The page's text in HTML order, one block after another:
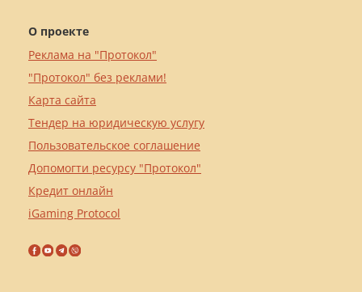
О проекте
Реклама на "Протокол"
"Протокол" без реклами!
Карта сайта
Тендер на юридическую услугу
Пользовательское соглашение
Допомогти ресурсу "Протокол"
Кредит онлайн
iGaming Protocol